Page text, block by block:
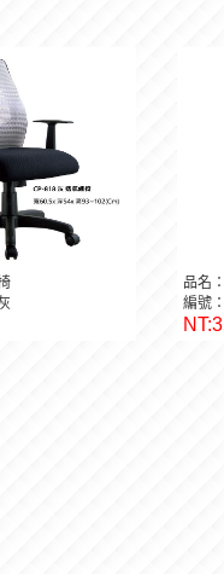
品名
編號